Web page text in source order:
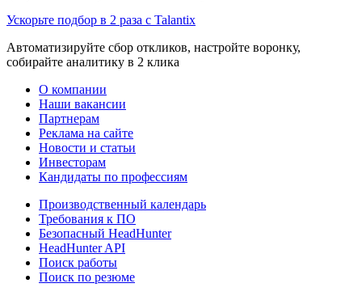
Ускорьте подбор в 2 раза с Talantix
Автоматизируйте сбор откликов, настройте воронку,
собирайте аналитику в 2 клика
О компании
Наши вакансии
Партнерам
Реклама на сайте
Новости и статьи
Инвесторам
Кандидаты по профессиям
Производственный календарь
Требования к ПО
Безопасный HeadHunter
HeadHunter API
Поиск работы
Поиск по резюме